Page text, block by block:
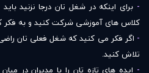
- برای اینکه در شغل تان درجا نزنید
کلاس های آموزشی شرکت کنید و به فکر
- اگر فکر می کنید که شغل فعلی تان
تلاش کنید.
- ایده های تازه تان را با مدیران در